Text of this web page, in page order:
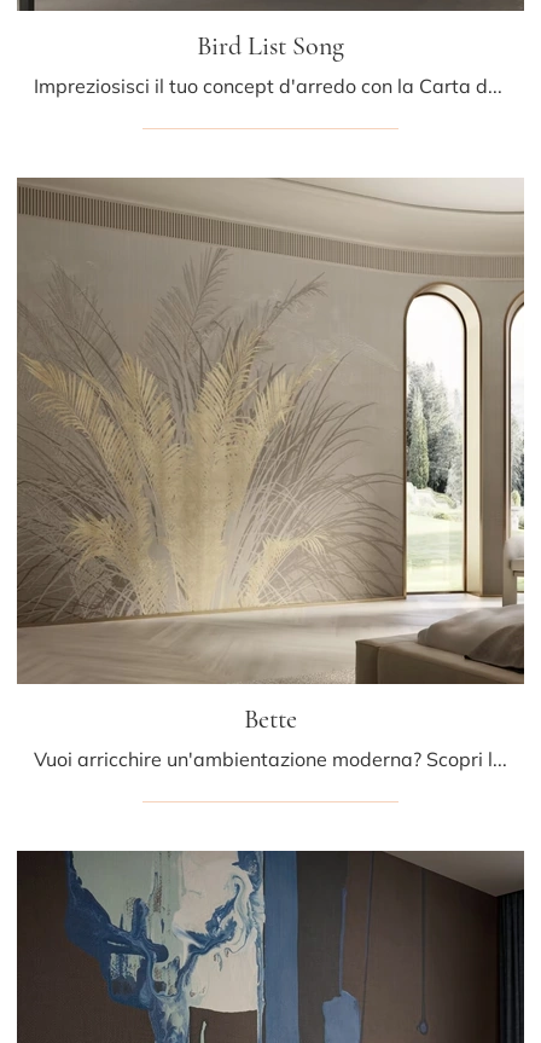
Bird List Song
Impreziosisci il tuo concept d'arredo con la Carta da parati in TNT: se cerchi una soluzione moderna, Bird List Song fa al caso tuo.
Bette
Vuoi arricchire un'ambientazione moderna? Scopri la Carta da parati in tessuto di Glamora: il modello Bette ti attende!